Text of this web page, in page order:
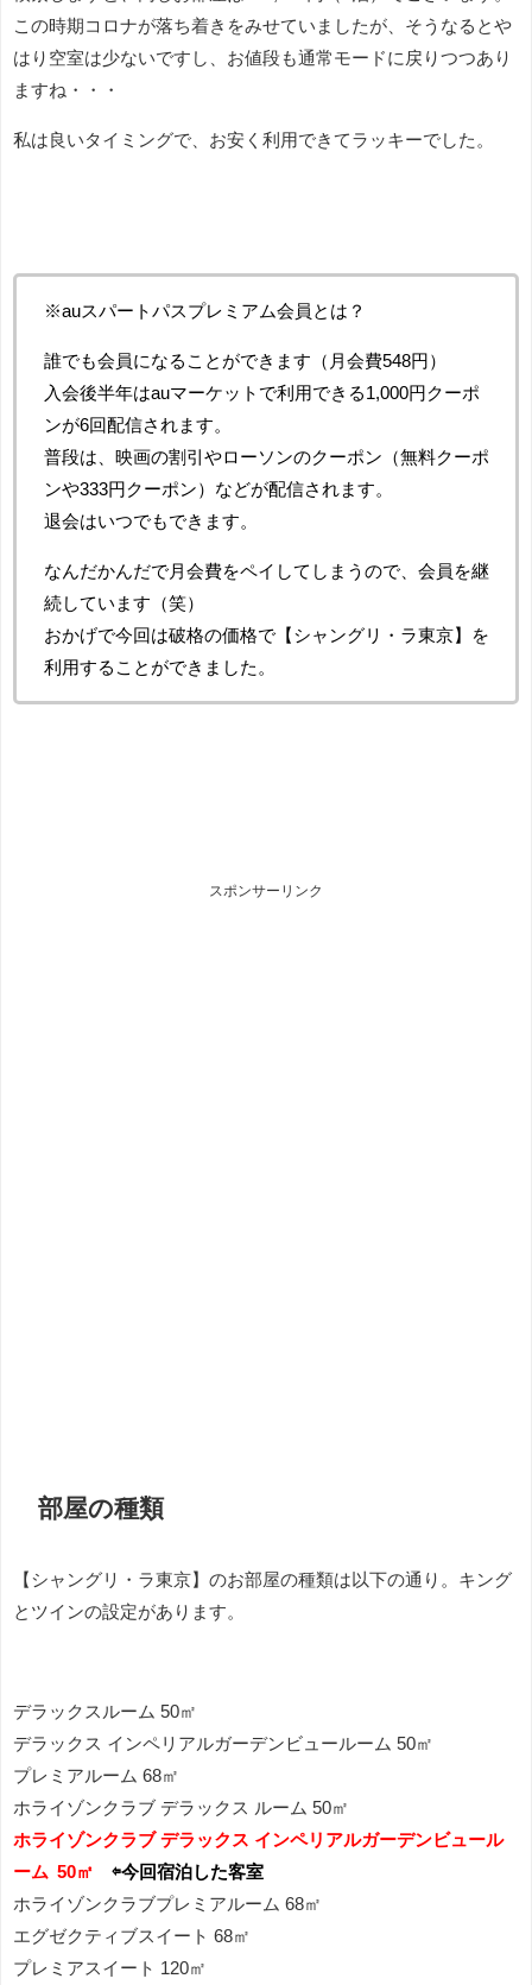
この時期コロナが落ち着きをみせていましたが、そうなるとや
はり空室は少ないですし、お値段も通常モードに戻りつつあり
ますね・・・
私は良いタイミングで、お安く利用できてラッキーでした。
※auスパートパスプレミアム会員とは？
誰でも会員になることができます（月会費548円）
入会後半年はauマーケットで利用できる1,000円クーポ
ンが6回配信されます。
普段は、映画の割引やローソンのクーポン（無料クーポ
ンや333円クーポン）などが配信されます。
退会はいつでもできます。
なんだかんだで月会費をペイしてしまうので、会員を継
続しています（笑）
おかげで今回は破格の価格で【シャングリ・ラ東京】を
利用することができました。
スポンサーリンク
部屋の種類
【シャングリ・ラ東京】のお部屋の種類は以下の通り。キング
とツインの設定があります。
デラックスルーム 50㎡
デラックス インペリアルガーデンビュールーム 50㎡
プレミアルーム 68㎡
ホライゾンクラブ デラックス ルーム 50㎡
ホライゾンクラブ デラックス インペリアルガーデンビュール
ーム 50㎡ ⇦今回宿泊した客室
ホライゾンクラブプレミアルーム 68㎡
エグゼクティブスイート 68㎡
プレミアスイート 120㎡